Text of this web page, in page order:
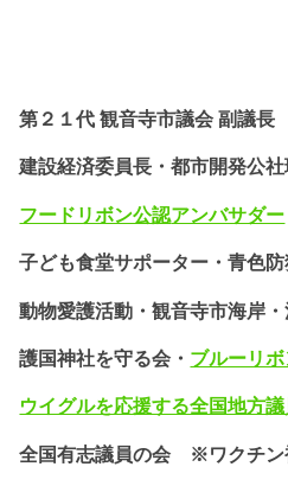
第２１代 観音寺市議会 副議長
建設経済委員長・都市開発公
フードリボン公認アンバサダー
子ども食堂サポーター・青色
動物愛護活動・観音寺市海岸
護国神社を守る会・ ブルーリ
ウイグルを応援する全国地方
全国有志議員の会 ※ワクチン